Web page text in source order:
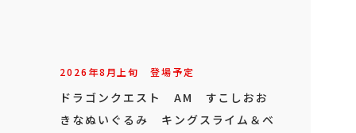
2026年8月上旬 登場予定
ドラゴンクエスト AM すこしおお
きなぬいぐるみ キングスライム＆ベ